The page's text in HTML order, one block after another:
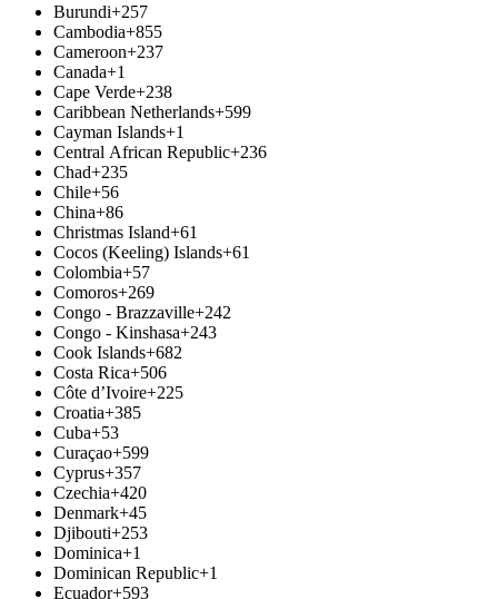
Burundi+257
Cambodia+855
Cameroon+237
Canada+1
Cape Verde+238
Caribbean Netherlands+599
Cayman Islands+1
Central African Republic+236
Chad+235
Chile+56
China+86
Christmas Island+61
Cocos (Keeling) Islands+61
Colombia+57
Comoros+269
Congo - Brazzaville+242
Congo - Kinshasa+243
Cook Islands+682
Costa Rica+506
Côte d’Ivoire+225
Croatia+385
Cuba+53
Curaçao+599
Cyprus+357
Czechia+420
Denmark+45
Djibouti+253
Dominica+1
Dominican Republic+1
Ecuador+593